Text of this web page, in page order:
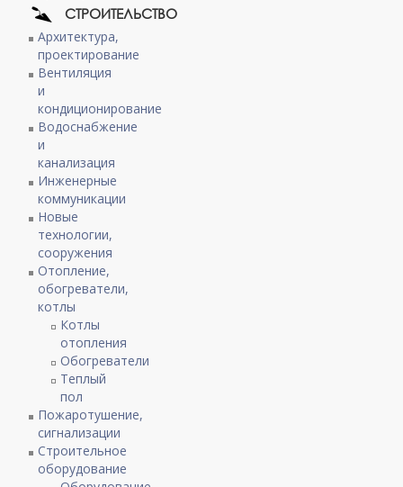
СТРОИТЕЛЬСТВО
Архитектура,
проектирование
Вентиляция
и
кондиционирование
Водоснабжение
и
канализация
Инженерные
коммуникации
Новые
технологии,
сооружения
Отопление,
обогреватели,
котлы
Котлы
отопления
Обогреватели
Теплый
пол
Пожаротушение,
сигнализации
Строительное
оборудование